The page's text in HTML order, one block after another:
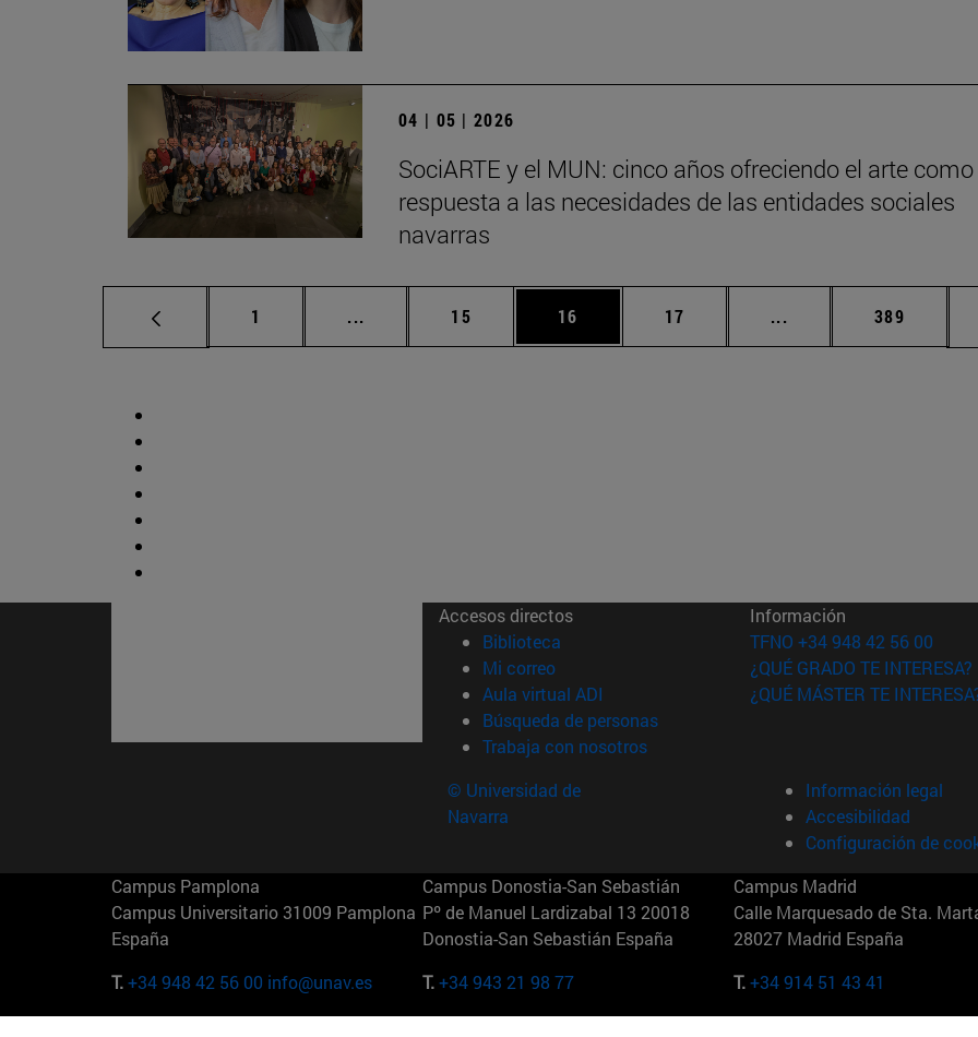
04 | 05 | 2026
SociARTE y el MUN: cinco años ofreciendo el arte como
respuesta a las necesidades de las entidades sociales
navarras
Página
1 ... Páginas intermedias Use TAB para desplazarse.
Página
15 Página
16 Página
17 ... Páginas intermedias
Página
389
Accesos directos
Biblioteca (abre en nueva ventana)
Mi correo(abre en nueva ventana)
Aula virtual ADI (abre en nueva ventana)
Búsqueda de personas(abre en nueva ventana)
Trabaja con nosotros(abre en nueva ventana)
Información
TFNO +34 948 42 56 00
¿QUÉ GRADO TE INTERESA?
¿QUÉ MÁSTER TE
© Universidad de
Navarra
Información legal
Accesibilidad
Configuración de
Campus Pamplona
Campus Universitario 31009 Pamplona
España
T.+34 948 42 56 00 info@unav.es
Campus Donostia-San Sebastián
Pº de Manuel Lardizabal 13 20018
Donostia-San Sebastián España
T.+34 943 21 98 77
Campus Madrid
Calle Marquesado de Sta.
28027 Madrid España
T.+34 914 51 43 41